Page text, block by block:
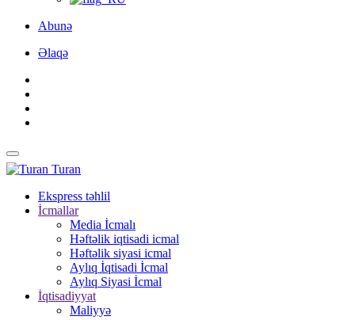
Abunə
Əlaqə
Turan
Ekspress təhlil
İcmallar
Media İcmalı
Həftəlik iqtisadi icmal
Həftəlik siyasi icmal
Aylıq İqtisadi İcmal
Aylıq Siyasi İcmal
İqtisadiyyat
Maliyyə